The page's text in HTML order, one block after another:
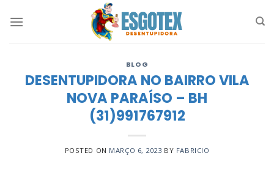
BLOG
DESENTUPIDORA NO BAIRRO VILA
NOVA PARAÍSO – BH
(31)991767912
POSTED ON MARÇO 6, 2023 BY FABRICIO